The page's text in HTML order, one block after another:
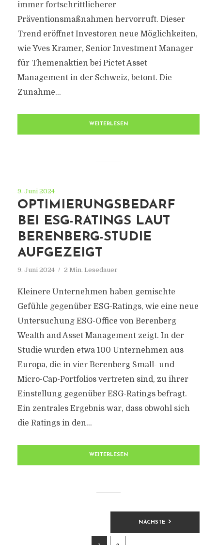
immer fortschrittlicherer
Präventionsmaßnahmen hervorruft. Dieser
Trend eröffnet Investoren neue Möglichkeiten,
wie Yves Kramer, Senior Investment Manager
für Themenaktien bei Pictet Asset
Management in der Schweiz, betont. Die
Zunahme...
WEITERLESEN
9. Juni 2024
OPTIMIERUNGSBEDARF
BEI ESG-RATINGS LAUT
BERENBERG-STUDIE
AUFGEZEIGT
9. Juni 2024 2 Min. Lesedauer
Kleinere Unternehmen haben gemischte
Gefühle gegenüber ESG-Ratings, wie eine neue
Untersuchung ESG-Office von Berenberg
Wealth and Asset Management zeigt. In der
Studie wurden etwa 100 Unternehmen aus
Europa, die in vier Berenberg Small- und
Micro-Cap-Portfolios vertreten sind, zu ihrer
Einstellung gegenüber ESG-Ratings befragt.
Ein zentrales Ergebnis war, dass obwohl sich
die Ratings in den...
WEITERLESEN
BEITRAGSNAVIGATIONNÄCHSTE